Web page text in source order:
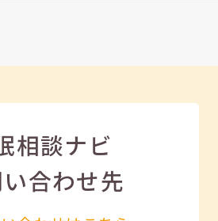
相談ナビ
合わせ先